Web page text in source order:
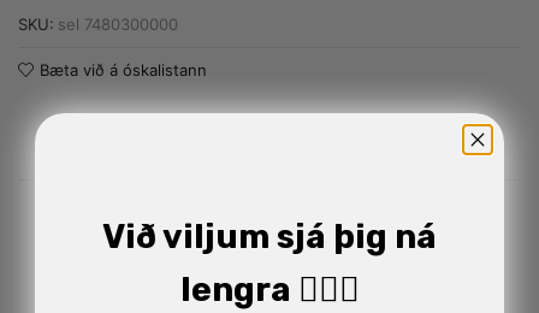
SKU: sel 7480300000
Bæta við á óskalistann
Related Products
Við viljum sjá þig ná
lengra 🏋🏼‍♂️